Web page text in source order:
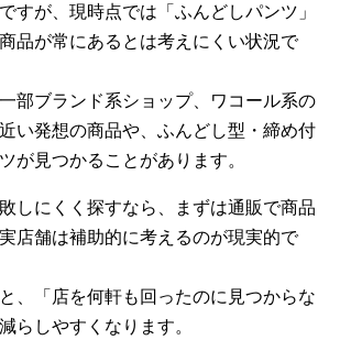
すが、現時点では「ふんどしパンツ」
品が常にあるとは考えにくい状況で
部ブランド系ショップ、ワコール系の
い発想の商品や、ふんどし型・締め付
が見つかることがあります。
しにくく探すなら、まずは通販で商品
店舗は補助的に考えるのが現実的で
、「店を何軒も回ったのに見つからな
らしやすくなります。